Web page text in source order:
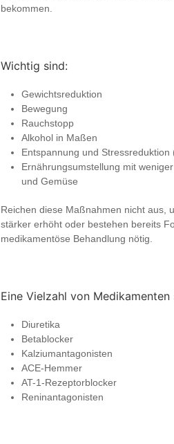
bekommen.
Wichtig sind:
Gewichtsreduktion
Bewegung
Rauchstopp
Alkohol in Maßen
Entspannung und
Ernährungsumstellung mit
und Gemüse
Reichen diese Maßnahmen nicht aus,
stärker erhöht oder bestehen bereits
medikamentöse Behandlung nötig.
Eine Vielzahl von
Diuretika
Betablocker
Kalziumantagonisten
ACE-Hemmer
AT-1-Rezeptorblocker
Reninantagonisten